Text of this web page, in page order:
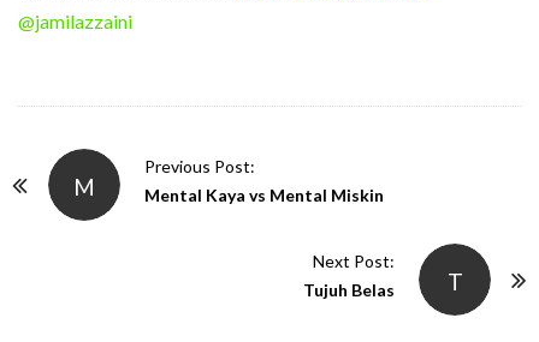
@jamilazzaini
M
Previous Post:
Mental Kaya vs Mental Miskin
T
Next Post:
Tujuh Belas